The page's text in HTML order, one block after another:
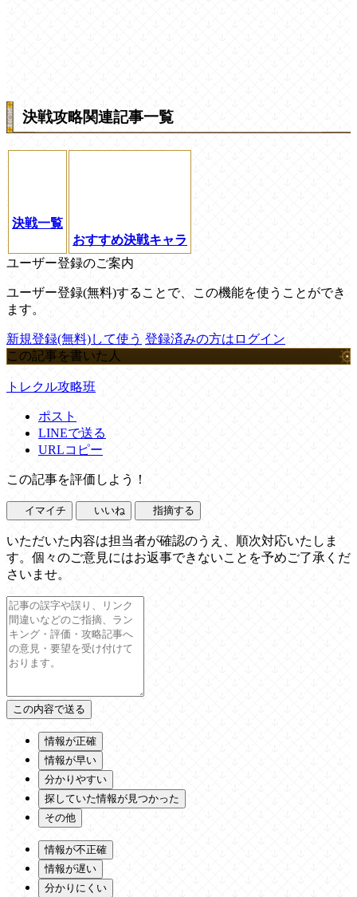
決戦攻略関連記事一覧
決戦一覧
おすすめ決戦キャラ
ユーザー登録のご案内
ユーザー登録(無料)することで、この機能を使うことができ
ます。
新規登録(無料)して使う 登録済みの方はログイン
この記事を書いた人
トレクル攻略班
ポスト
LINEで送る
URLコピー
この記事を評価しよう！
イマイチ いいね 指摘する
いただいた内容は担当者が確認のうえ、順次対応いたしま
す。個々のご意見にはお返事できないことを予めご了承くだ
さいませ。
情報が正確
情報が早い
分かりやすい
探していた情報が見つかった
その他
情報が不正確
情報が遅い
分かりにくい